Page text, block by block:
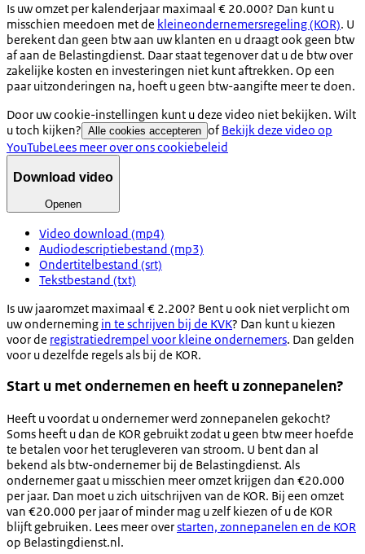
Is uw omzet per kalenderjaar maximaal € 20.000? Dan kunt u
misschien meedoen met de kleineondernemersregeling (KOR). U
berekent dan geen btw aan uw klanten en u draagt ook geen btw
af aan de Belastingdienst. Daar staat tegenover dat u de btw over
zakelijke kosten en investeringen niet kunt aftrekken. Op een
paar uitzonderingen na, hoeft u geen btw-aangifte meer te doen.
Door uw cookie-instellingen kunt u deze video niet bekijken. Wilt
u toch kijken? Alle cookies accepteren of Bekijk deze video op
YouTubeLees meer over ons cookiebeleid
Download video
Openen
Video download (mp4)
Audiodescriptiebestand (mp3)
Ondertitelbestand (srt)
Tekstbestand (txt)
Is uw jaaromzet maximaal € 2.200? Bent u ook niet verplicht om
uw onderneming in te schrijven bij de KVK? Dan kunt u kiezen
voor de registratiedrempel voor kleine ondernemers. Dan gelden
voor u dezelfde regels als bij de KOR.
Start u met ondernemen en heeft u zonnepanelen?
Heeft u voordat u ondernemer werd zonnepanelen gekocht?
Soms heeft u dan de KOR gebruikt zodat u geen btw meer hoefde
te betalen voor het terugleveren van stroom. U bent dan al
bekend als btw-ondernemer bij de Belastingdienst. Als
ondernemer gaat u misschien meer omzet krijgen dan €20.000
per jaar. Dan moet u zich uitschrijven van de KOR. Bij een omzet
van €20.000 per jaar of minder mag u zelf kiezen of u de KOR
blijft gebruiken. Lees meer overstarten, zonnepanelen en de KOR
op Belastingdienst.nl.